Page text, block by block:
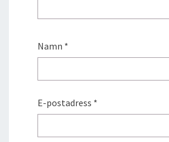
Namn *
E-postadress *